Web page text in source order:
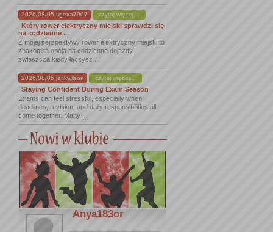
2026/08/05 tigexa7907 czytaj więcej...
Który rower elektryczny miejski sprawdzi się
na codzienne ...
Z mojej perspektywy rower elektryczny miejski to
znakomita opcja na codzienne dojazdy,
zwłaszcza kiedy łączysz ...
2026/08/05 jackwilson czytaj więcej...
Staying Confident During Exam Season
Exams can feel stressful, especially when
deadlines, revision, and daily responsibilities all
come together. Many ...
Anya183or